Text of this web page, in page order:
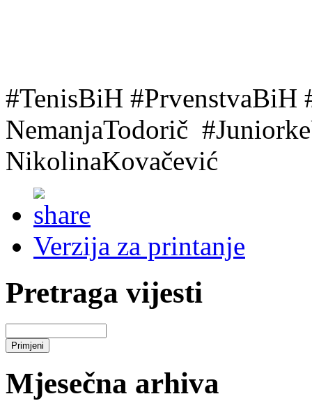
#TenisBiH #PrvenstvaBiH
NemanjaTodorič
NikolinaKovačević
Verzija za printanje
Pretraga vijesti
Mjesečna arhiva